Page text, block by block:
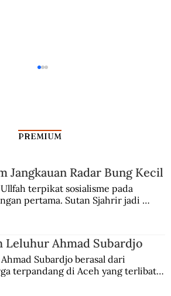
di Sumatra Timur
PREMIUM
Jangkauan Radar Bung Kecil
terpikat sosialisme pada
pertama. Sutan Sjahrir jadi
Leluhur Ahmad Subardjo
Subardjo berasal dari
terpandang di Aceh yang terlibat